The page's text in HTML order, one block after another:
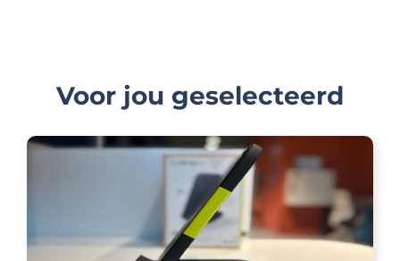
Voor jou geselecteerd